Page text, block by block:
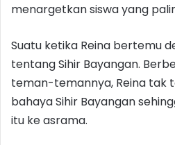
menargetkan siswa yang
Suatu ketika Reina bertemu
tentang Sihir Bayangan.
teman-temannya, Reina tak
bahaya Sihir Bayangan
itu ke asrama.